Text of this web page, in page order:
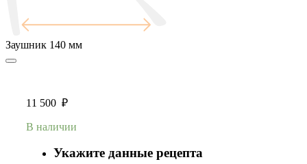
Заушник 140 мм
11 500 ₽
В наличии
Укажите данные рецепта